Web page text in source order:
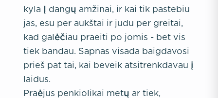
kyla Į dangų amžinai, ir kai tik pastebiu
jas, esu per aukštai ir judu per greitai,
kad galėčiau praeiti po jomis - bet vis
tiek bandau. Sapnas visada baigdavosi
prieš pat tai, kai beveik atsitrenkdavau į
laidus.
Praėjus penkiolikai metų ar tiek,